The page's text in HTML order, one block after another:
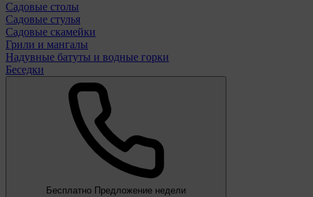
Садовые столы
Садовые стулья
Садовые скамейки
Грили и мангалы
Надувные батуты и водные горки
Беседки
Бесплатно Предложение недели